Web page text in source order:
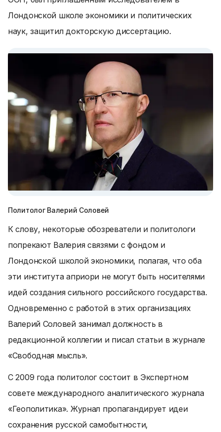
Лондонской школе экономики и политических
наук, защитил докторскую диссертацию.
Политолог Валерий Соловей
К слову, некоторые обозреватели и политологи
попрекают Валерия связями с фондом и
Лондонской школой экономики, полагая, что оба
эти института априори не могут быть носителями
идей создания сильного российского государства.
Одновременно с работой в этих организациях
Валерий Соловей занимал должность в
редакционной коллегии и писал статьи в журнале
«Свободная мысль».
С 2009 года политолог состоит в Экспертном
совете международного аналитического журнала
«Геополитика». Журнал пропагандирует идеи
сохранения русской самобытности,